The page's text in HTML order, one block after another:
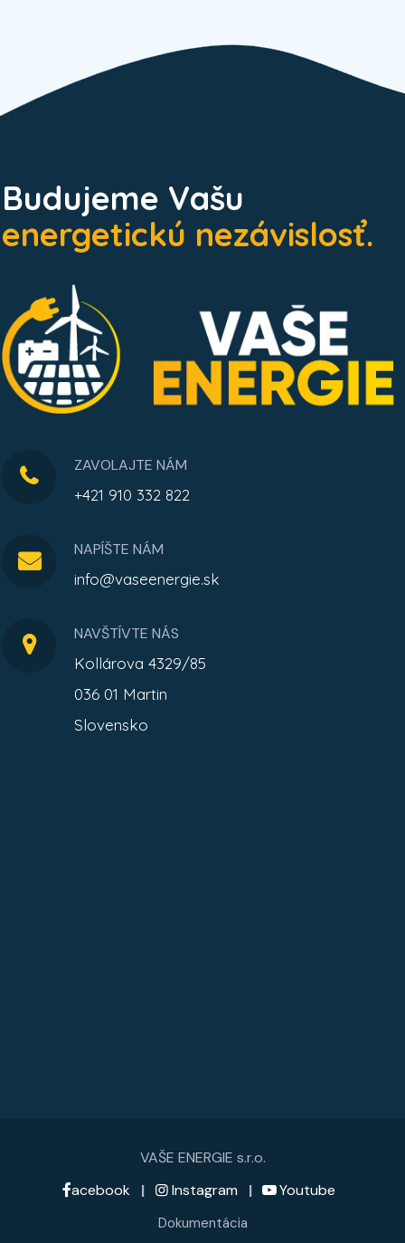
Budujeme Vašu
energetickú nezávislosť.
ZAVOLAJTE NÁM
+421 910 332 822
NAPÍŠTE NÁM
info@vaseenergie.sk
NAVŠTÍVTE NÁS
Kollárova 4329/85
036 01 Martin
Slovensko
VAŠE ENERGIE s.r.o.
acebook
| Instagram | Youtube
Dokumentácia